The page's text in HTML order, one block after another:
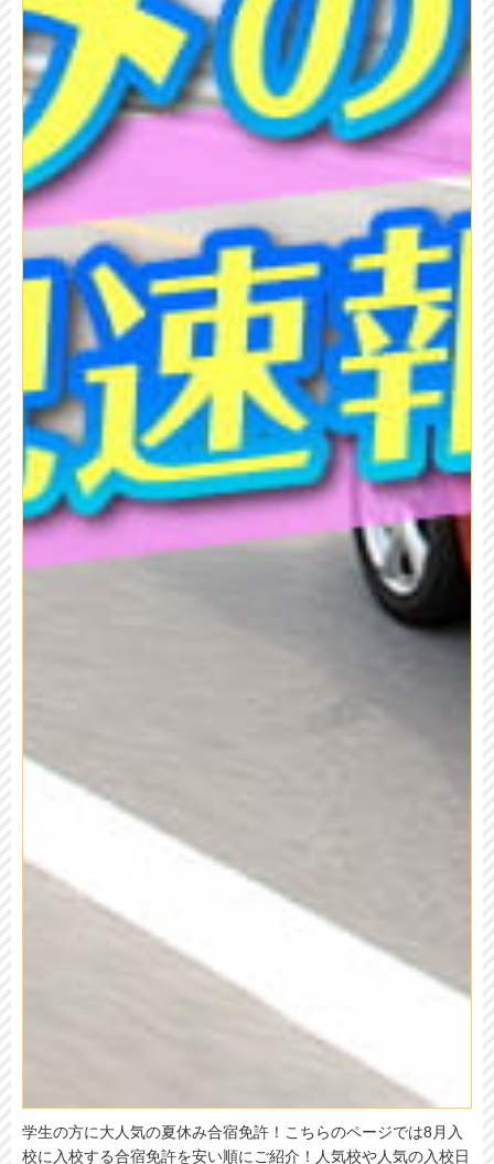
学生の方に大人気の夏休み合宿免許！こちらのページでは8月入
校に入校する合宿免許を安い順にご紹介！人気校や人気の入校日